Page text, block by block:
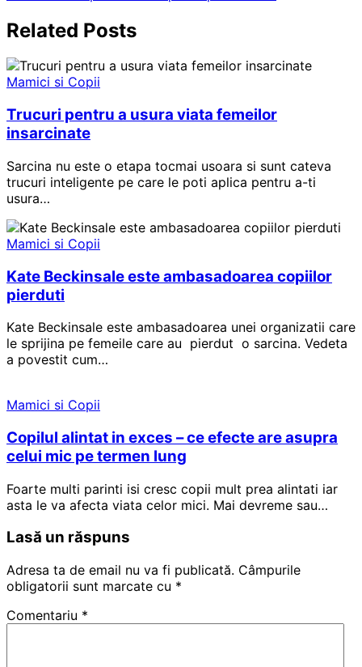
Related Posts
Mamici si Copii
Trucuri pentru a usura viata femeilor
insarcinate
Sarcina nu este o etapa tocmai usoara si sunt cateva
trucuri inteligente pe care le poti aplica pentru a-ti
usura…
Mamici si Copii
Kate Beckinsale este ambasadoarea copiilor
pierduti
Kate Beckinsale este ambasadoarea unei organizatii care
le sprijina pe femeile care au pierdut o sarcina. Vedeta
a povestit cum…
Mamici si Copii
Copilul alintat in exces – ce efecte are asupra
celui mic pe termen lung
Foarte multi parinti isi cresc copii mult prea alintati iar
asta le va afecta viata celor mici. Mai devreme sau…
Lasă un răspuns
Adresa ta de email nu va fi publicată. Câmpurile
obligatorii sunt marcate cu *
Comentariu *